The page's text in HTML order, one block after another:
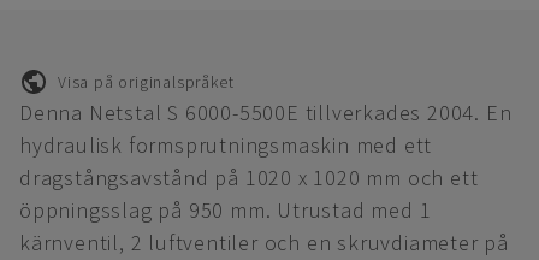
Visa på originalspråket
Denna Netstal S 6000-5500E tillverkades 2004. En
hydraulisk formsprutningsmaskin med ett
dragstångsavstånd på 1020 x 1020 mm och ett
öppningsslag på 950 mm. Utrustad med 1
kärnventil, 2 luftventiler och en skruvdiameter på